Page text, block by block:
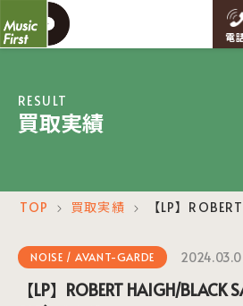
電
RESULT
買取実績
TOP ＞ 買取実績 ＞ 【LP】
NOISE / AVANT-GARDE
【LP】ROBERT HAIGH/BLACK